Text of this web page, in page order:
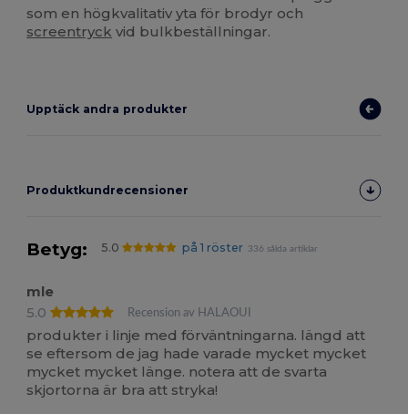
som en högkvalitativ yta för brodyr och
screentryck vid bulkbeställningar.
Upptäck andra produkter
Produktkundrecensioner
Betyg: 5.0 på 1 röster 336 sålda artiklar
mle
5.0
Recension av HALAOUI
produkter i linje med förväntningarna. längd att
se eftersom de jag hade varade mycket mycket
mycket mycket länge. notera att de svarta
skjortorna är bra att stryka!